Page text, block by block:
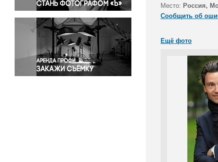
Религия
Светская жизнь
Спорт
Экология
Экономика и бизнес
Место: Россия,
Сообщить об
Ещё фото